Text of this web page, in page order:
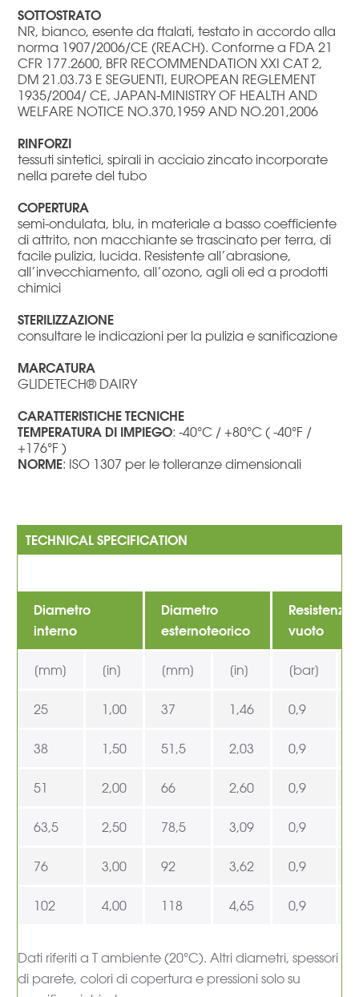
SOTTOSTRATO
NR, bianco, esente da ftalati, testato in accordo alla
norma 1907/2006/CE (REACH). Conforme a FDA 21
CFR 177.2600, BFR RECOMMENDATION XXI CAT 2,
DM 21.03.73 E SEGUENTI, EUROPEAN REGLEMENT
1935/2004/ CE, JAPAN-MINISTRY OF HEALTH AND
WELFARE NOTICE NO.370,1959 AND NO.201,2006
RINFORZI
tessuti sintetici, spirali in acciaio zincato incorporate
nella parete del tubo
COPERTURA
semi-ondulata, blu, in materiale a basso coefficiente
di attrito, non macchiante se trascinato per terra, di
facile pulizia, lucida. Resistente all’abrasione,
all’invecchiamento, all’ozono, agli oli ed a prodotti
chimici
STERILIZZAZIONE
consultare le indicazioni per la pulizia e sanificazione
MARCATURA
GLIDETECH® DAIRY
CARATTERISTICHE TECNICHE
TEMPERATURA DI IMPIEGO: -40°C / +80°C ( -40°F /
+176°F )
NORME: ISO 1307 per le tolleranze dimensionali
Diametro
interno
Diametro
esternoteorico
Resistenza
vuoto
[mm] [in] [mm] [in] [bar]
25 1,00 37 1,46 0,9
38 1,50 51,5 2,03 0,9
51 2,00 66 2,60 0,9
63,5 2,50 78,5 3,09 0,9
76 3,00 92 3,62 0,9
102 4,00 118 4,65 0,9
Dati riferiti a T ambiente (20°C). Altri diametri, spessori
di parete, colori di copertura e pressioni solo su